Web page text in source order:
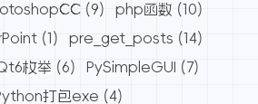
(9) php函数 (10)
(1) pre_get_posts (14)
枚举 (6) PySimpleGUI (7)
打包exe (4)